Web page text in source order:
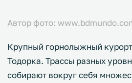
Автор фото:
Крупный горнолыжный
Тодорка. Трассы разных
собирают вокруг себя